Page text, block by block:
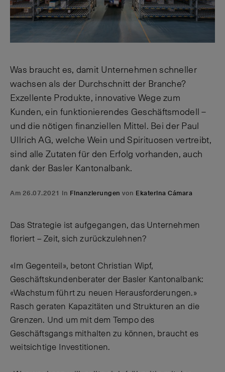
Was braucht es, damit Unternehmen schneller
wachsen als der Durchschnitt der Branche?
Exzellente Produkte, innovative Wege zum
Kunden, ein funktionierendes Geschäftsmodell –
und die nötigen finanziellen Mittel. Bei der Paul
Ullrich AG, welche Wein und Spirituosen vertreibt,
sind alle Zutaten für den Erfolg vorhanden, auch
dank der Basler Kantonalbank.
Am 26.07.2021 in Finanzierungen von Ekaterina Cámara
Das Strategie ist aufgegangen, das Unternehmen
floriert – Zeit, sich zurückzulehnen?
«Im Gegenteil», betont Christian Wipf,
Geschäftskundenberater der Basler Kantonalbank:
«Wachstum führt zu neuen Herausforderungen.»
Rasch geraten Kapazitäten und Strukturen an die
Grenzen. Und um mit dem Tempo des
Geschäftsgangs mithalten zu können, braucht es
weitsichtige Investitionen.